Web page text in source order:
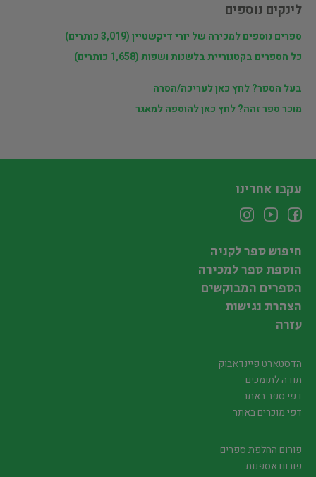
לינקים נוספים
ספרים נוספים למכירה של יורי דיקשטיין (3,019 כותרים)
כל הספרים בקטגוריית בלשנות ושפות (1,658 כותרים)
בעל הספר? לחץ כאן לעריכה/הסרה
מוכר ספר זהה? לחץ כאן להוספה למאגר
עקבו אחרינו
חיפוש ספר לקניה
הוספת ספר למכירה
הספרים המבוקשים
הצהרת נגישות
עזרה
הדסטארט פיינדאבוק
תודה לתומכים
דפי ספר באתר
דפי מוכרים באתר
פורום החלפת ספרים
פורום אספנות